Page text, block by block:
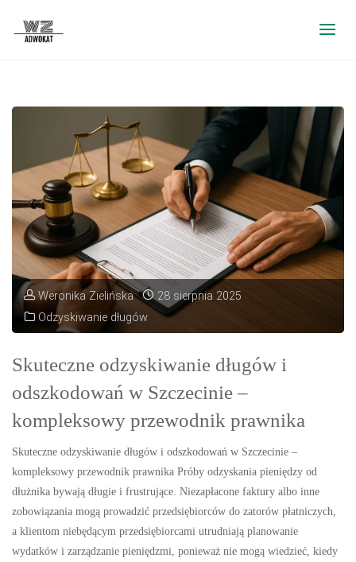
Weronika Zielińska
28 sierpnia 2025
Odzyskiwanie długów
Skuteczne odzyskiwanie długów i
odszkodowań w Szczecinie –
kompleksowy przewodnik prawnika
Skuteczne odzyskiwanie długów i odszkodowań w Szczecinie –
kompleksowy przewodnik prawnika Próby odzyskania pieniędzy od
dłużnika bywają długie i frustrujące. Niezapłacone faktury albo inne
zobowiązania mogą prowadzić przedsiębiorców do zatorów płatniczych,
a klientom niebędącym przedsiębiorcami utrudniają planowanie
wydatków i zarządzanie pieniędzmi, ponieważ nie mogą wiedzieć, kiedy